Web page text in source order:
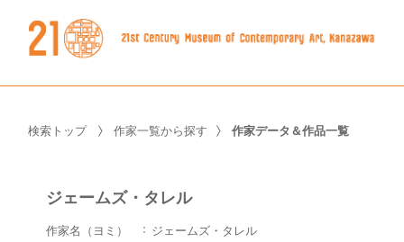
検索トップ 作家一覧から探す 作家データ＆作品一覧
ジェームズ・タレル
作家名（ヨミ）
ジェームズ・タレル